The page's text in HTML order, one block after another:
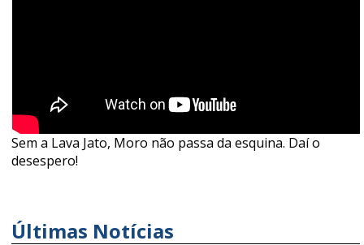
Sem a Lava Jato, Moro não passa da esquina. Daí o
desespero!
Últimas Notícias